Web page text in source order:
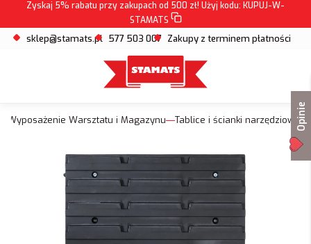
Zyskaj 5% rabatu przy zakupach od 500 zł! Użyj kodu: KUPUJ-W-
STAMATS
sklep@stamats.pl 577 503 007 Zakupy z terminem płatności
Wyposażenie Warsztatu i Magazynu Tablice i ścianki narzędzioweOpinie